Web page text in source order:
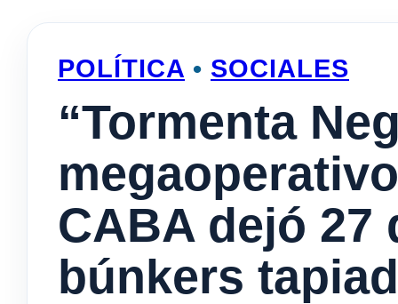
POLÍTICA • SOCIALES
“Tormenta
CABA dejó 27
búnkers